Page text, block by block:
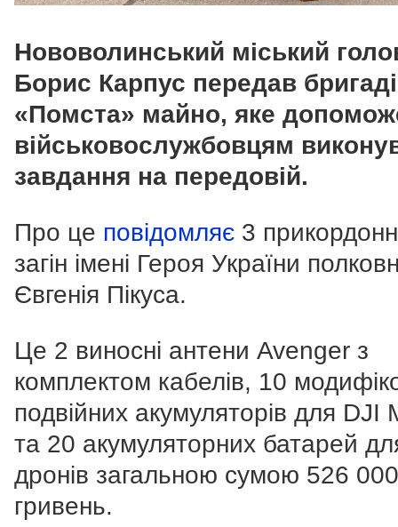
Нововолинський міський
Борис Карпус передав бригаді
«Помста» майно, яке
військовослужбовцям
завдання на передовій.
Про це повідомляє 3
загін імені Героя України
Євгенія Пікуса.
Це 2 виносні антени Avenger з
комплектом кабелів, 10
подвійних акумуляторів для DJI
та 20 акумуляторних батарей
дронів загальною сумою 526 000
гривень.